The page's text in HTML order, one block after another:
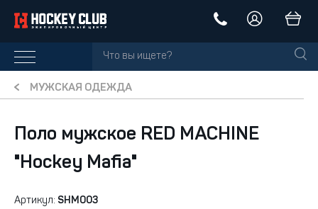
МУЖСКАЯ ОДЕЖДА
Поло мужское RED MACHINE
"Hockey Mafia"
Артикул: SHM003